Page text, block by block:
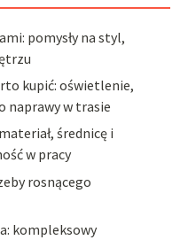
pomysły na styl,
kupić: oświetlenie,
naprawy w trasie
średnicę i
w pracy
rosnącego
kompleksowy